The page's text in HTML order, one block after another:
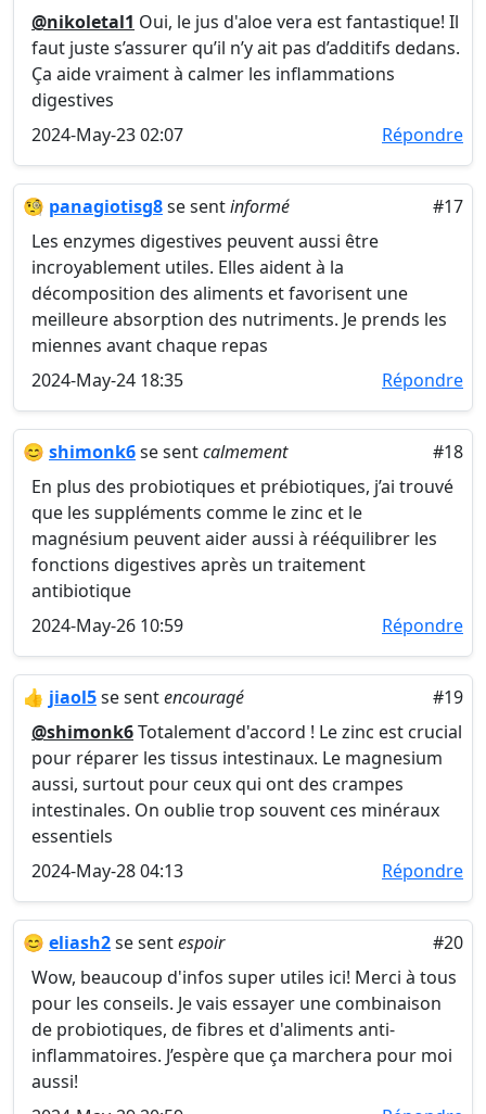
@nikoletal1 Oui, le jus d'aloe vera est fantastique! Il
faut juste s’assurer qu’il n’y ait pas d’additifs dedans.
Ça aide vraiment à calmer les inflammations
digestives
2024-May-23 02:07
Répondre
🧐 panagiotisg8se sentinformé
#17
Les enzymes digestives peuvent aussi être
incroyablement utiles. Elles aident à la
décomposition des aliments et favorisent une
meilleure absorption des nutriments. Je prends les
miennes avant chaque repas
2024-May-24 18:35
Répondre
😊 shimonk6se sentcalmement
#18
En plus des probiotiques et prébiotiques, j’ai trouvé
que les suppléments comme le zinc et le
magnésium peuvent aider aussi à rééquilibrer les
fonctions digestives après un traitement
antibiotique
2024-May-26 10:59
Répondre
👍 jiaol5se sentencouragé
#19
@shimonk6Totalement d'accord ! Le zinc est crucial
pour réparer les tissus intestinaux. Le magnesium
aussi, surtout pour ceux qui ont des crampes
intestinales. On oublie trop souvent ces minéraux
essentiels
2024-May-28 04:13
Répondre
😊 eliash2se sentespoir
#20
Wow, beaucoup d'infos super utiles ici! Merci à tous
pour les conseils. Je vais essayer une combinaison
de probiotiques, de fibres et d'aliments anti-
inflammatoires. J’espère que ça marchera pour moi
aussi!